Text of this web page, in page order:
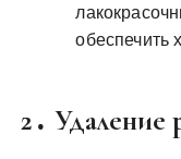
обеспечить
2․